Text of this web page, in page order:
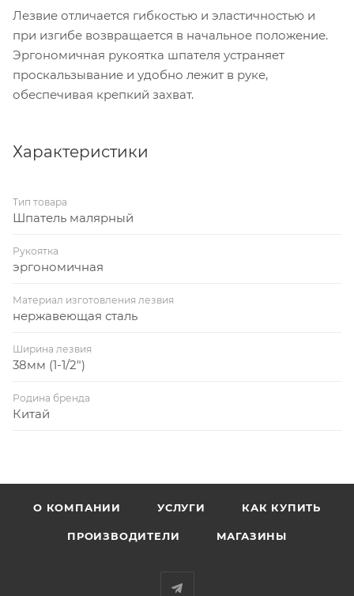
Лезвие отличается гибкостью и эластичностью и
при изгибе возвращается в начальное положение.
Эргономичная рукоятка шпателя устраняет
проскальзывание и удобно лежит в руке,
обеспечивая крепкий захват.
Характеристики
Тип товара
Шпатель малярный
Рукоятка
эргономичная
Материал изготовления лезвия
нержавеющая сталь
Ширина лезвия
38мм (1-1/2")
Родина бренда
Китай
О КОМПАНИИ УСЛУГИ КАК КУПИТЬ
ПРОИЗВОДИТЕЛИ МАГАЗИНЫ